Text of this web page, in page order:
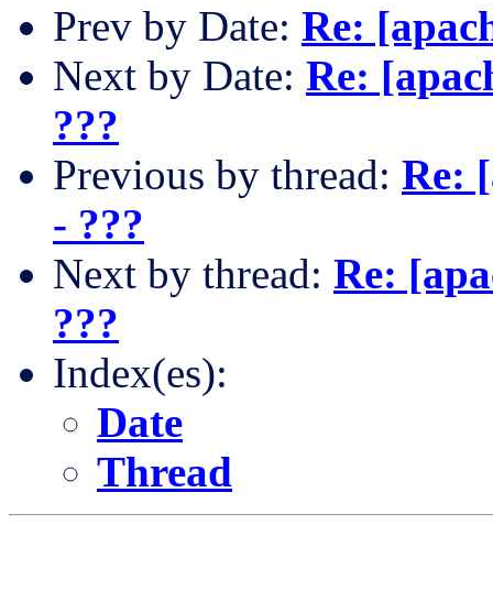
Prev by Date: Re:
Next by Date: Re:
???
Previous by thread: Re:
- ???
Next by thread: Re:
???
Index(es):
Date
Thread